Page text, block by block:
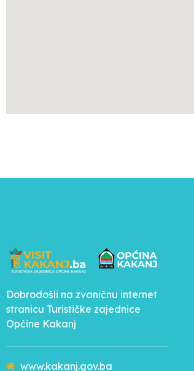
Dobrodošli na zvaničnu internet
stranicu Turističke zajednice
Općine Kakanj
www.kakanj.gov.ba